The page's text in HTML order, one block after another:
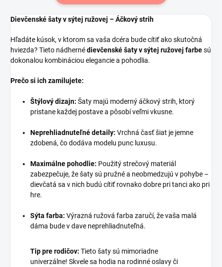
Dievčenské šaty v sýtej ružovej – Áčkový strih
Hľadáte kúsok, v ktorom sa vaša dcéra bude cítiť ako skutočná
hviezda? Tieto nádhernédievčenské šaty v sýtej ružovej farbesú
dokonalou kombináciou elegancie a pohodlia.
Prečo si ich zamilujete:
Štýlový dizajn: Šaty majú moderný áčkový strih, ktorý
pristane každej postave a pôsobí veľmi vkusne.
Neprehliadnuteľné detaily: Vrchná časť šiat je jemne
zdobená, čo dodáva modelu punc luxusu.
Maximálne pohodlie: Použitý strečový materiál
zabezpečuje, že šaty sú pružné a neobmedzujú v pohybe –
dievčatá sa v nich budú cítiť rovnako dobre pri tanci ako pri
hre.
Sýta farba: Výrazná ružová farba zaručí, že vaša malá
dáma bude v dave neprehliadnuteľná.
Tip pre rodičov: Tieto šaty sú mimoriadne
univerzálne! Skvele sa hodia na rodinné oslavy či